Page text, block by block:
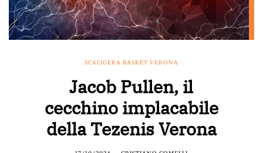
SCALIGERA BASKET VERONA
Jacob Pullen, il
cecchino implacabile
della Tezenis Verona